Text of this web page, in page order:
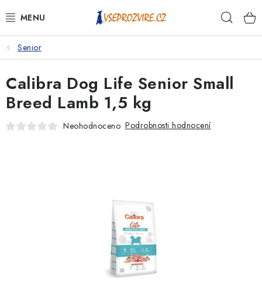
na
PSI
KOČKY
KONĚ
KRÁLÍCI/HLODAVCI/PTÁCI
Senior
Calibra Dog Life Senior Small
Breed Lamb 1,5 kg
Neohodnoceno Podrobnosti hodnocení